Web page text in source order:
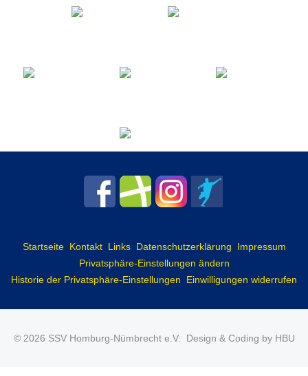
Startseite Kontakt Links Datenschutzerklärung
Impressum
Privatsphäre-Einstellungen ändern
Historie der Privatsphäre-Einstellungen
Einwilligungen widerrufen
© 2026 SSV Homburg-Nümbrecht e.V. Design & Coding by HBU